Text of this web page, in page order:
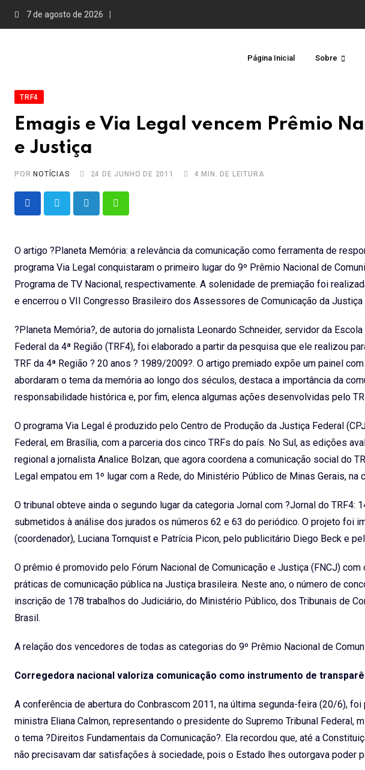
7 de agosto de 2026
Página Inicial Sobre
TRF4
Emagis e Via Legal vencem Prêmio
e Justiça
PORNOTÍCIAS 24 DE JUNHO DE 2011 4 MIN. DE LEITURA
LinkedInWhatsapp
O artigo ?Planeta Memória: a relevância da comunicação como ferramenta de
programa Via Legal conquistaram o primeiro lugar do 9º Prêmio Nacional de
Programa de TV Nacional, respectivamente. A solenidade de premiação foi
e encerrou o VII Congresso Brasileiro dos Assessores de Comunicação da Justiça
?Planeta Memória?, de autoria do jornalista Leonardo Schneider, servidor da
Federal da 4ª Região (TRF4), foi elaborado a partir da pesquisa que ele realizou
TRF da 4ª Região ? 20 anos ? 1989/2009?. O artigo premiado expõe um painel
abordaram o tema da memória ao longo dos séculos, destaca a importância da
responsabilidade histórica e, por fim, elenca algumas ações desenvolvidas pelo
O programa Via Legal é produzido pelo Centro de Produção da Justiça Federal
Federal, em Brasília, com a parceria dos cinco TRFs do país. No Sul, as edições
regional a jornalista Analice Bolzan, que agora coordena a comunicação social do
Legal empatou em 1º lugar com a Rede, do Ministério Público de Minas Gerais, na
O tribunal obteve ainda o segundo lugar da categoria Jornal com ?Jornal do TRF4:
submetidos à análise dos jurados os números 62 e 63 do periódico. O projeto foi
(coordenador), Luciana Tornquist e Patrícia Picon, pelo publicitário Diego Beck e
O prêmio é promovido pelo Fórum Nacional de Comunicação e Justiça (FNCJ)
práticas de comunicação pública na Justiça brasileira. Neste ano, o número de
inscrição de 178 trabalhos do Judiciário, do Ministério Público, dos Tribunais de
Brasil.
A relação dos vencedores de todas as categorias do 9º Prêmio Nacional de
Corregedora nacional valoriza comunicação como instrumento de
A conferência de abertura do Conbrascom 2011, na última segunda-feira (20/6),
ministra Eliana Calmon, representando o presidente do Supremo Tribunal Federal,
o tema ?Direitos Fundamentais da Comunicação?. Ela recordou que, até a
não precisavam dar satisfações à sociedade, pois o Estado lhes outorgava poder